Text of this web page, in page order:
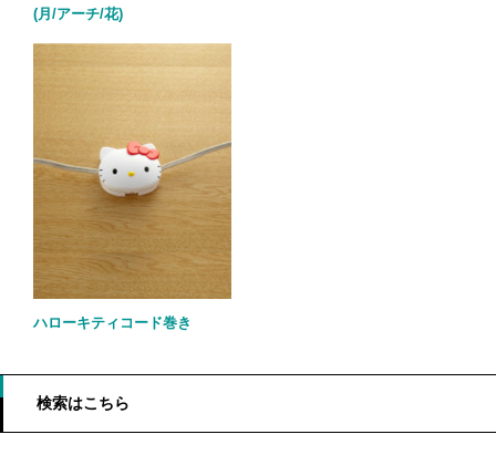
(月/アーチ/花)
ハローキティコード巻き
検索はこちら